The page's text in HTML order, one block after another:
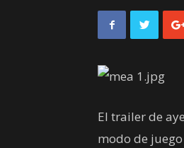
El trailer de
modo de